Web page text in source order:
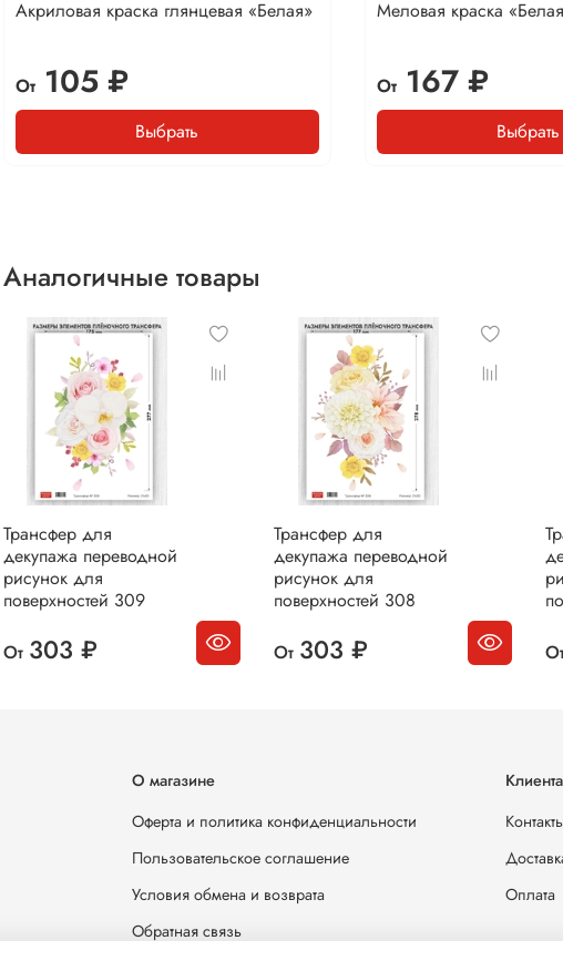
Акриловая краска глянцевая «Белая»
От105 ₽
Выбрать
Меловая краска
От167 ₽
Выбрать
Аналогичные товары
Трансфер для
декупажа переводной
рисунок для
поверхностей 309
От 303 ₽
Трансфер для
декупажа переводной
рисунок для
поверхностей 308
От 303 ₽
О магазине
Оферта и политика конфиденциальности
Пользовательское соглашение
Условия обмена и возврата
Обратная связь
Оплата